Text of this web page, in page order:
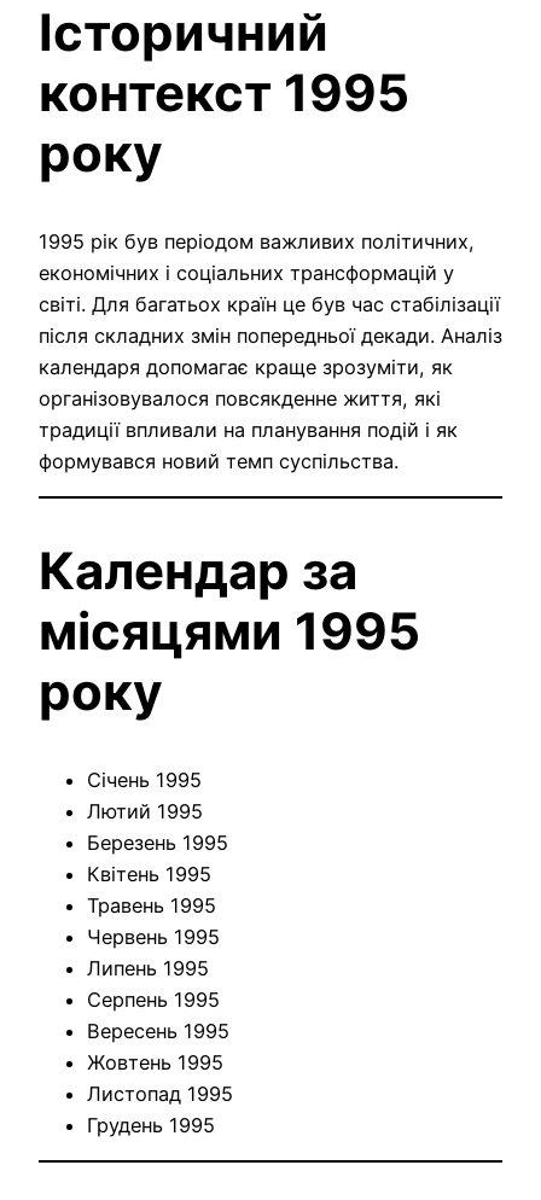
Історичний
контекст 1995
року
1995 рік був періодом важливих політичних,
економічних і соціальних трансформацій у
світі. Для багатьох країн це був час стабілізації
після складних змін попередньої декади. Аналіз
календаря допомагає краще зрозуміти, як
організовувалося повсякденне життя, які
традиції впливали на планування подій і як
формувався новий темп суспільства.
Календар за
місяцями 1995
року
Січень 1995
Лютий 1995
Березень 1995
Квітень 1995
Травень 1995
Червень 1995
Липень 1995
Серпень 1995
Вересень 1995
Жовтень 1995
Листопад 1995
Грудень 1995